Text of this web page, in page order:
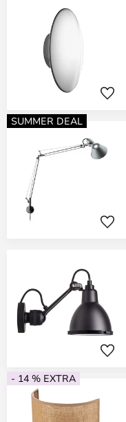
SUMMER DEAL
- 14 % EXTRA